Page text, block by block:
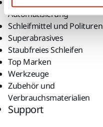
Automatisierung
Schleifmittel und Polituren
Superabrasives
Staubfreies Schleifen
Top Marken
Werkzeuge
Zubehör und
Verbrauchsmaterialien
Support